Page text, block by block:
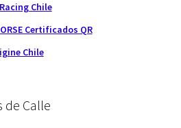
Chile
Certificados QR
Chile
de Calle